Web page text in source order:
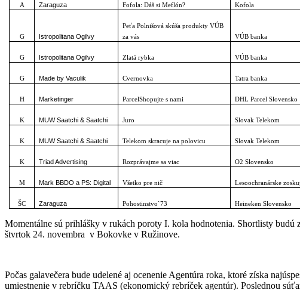
A Zaraguza Fofola: Dáš si Meflón? Kofola
G Istropolitana Ogilvy
Peťa Polnišová skúša produkty VÚB
za vás
VÚB banka
G Istropolitana Ogilvy Zlatá rybka VÚB banka
G Made by Vaculik Cvernovka Tatra banka
H Marketinger ParcelShopujte s nami DHL Parcel Slovensko
K MUW Saatchi & Saatchi Juro Slovak Telekom
K MUW Saatchi & Saatchi Telekom skracuje na polovicu Slovak Telekom
K Triad Advertising Rozprávajme sa viac O2 Slovensko
M Mark BBDO a PS: Digital Všetko pre nič Lesoochranárske
ŠC Zaraguza Pohostinstvo`73 Heineken Slovensko
Momentálne sú prihlášky v rukách poroty I. kola hodnotenia. Shortlisty
štvrtok 24. novembra v Bokovke v Ružinove.
Počas galavečera bude udelené aj ocenenie Agentúra roka, ktoré získa
umiestnenie v rebríčku TAAS (ekonomický rebríček agentúr). Poslednou